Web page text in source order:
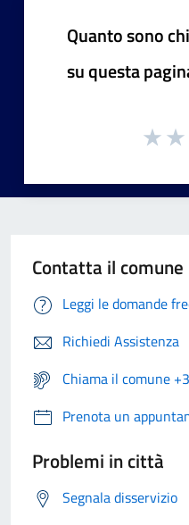
Quanto sono
su questa
Contatta il comune
Leggi le domande
Richiedi Assistenza
Chiama il comune
Prenota un
Problemi in città
Segnala disservizio